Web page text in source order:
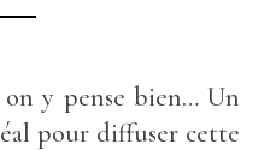
on y pense bien… Un
pour diffuser cette